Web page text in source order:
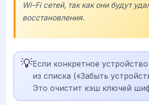
Wi-Fi сетей, так как они будут
восстановления.
💡Если конкретное
из списка («Забыть
Это очистит кэш ключей